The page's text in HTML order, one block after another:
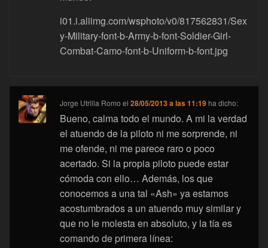
i01.i.aliimg.com/wsphoto/v0/817562831/Sex
y-Military-font-b-Army-b-font-Soldier-Girl-
Combat-Camo-font-b-Uniform-b-font.jpg
Jorge Utrilla Romo el28/05/2013 a las 11:19 ha dicho:
Bueno, calma todo el mundo. A mi la verdad
el atuendo de la piloto ni me sorprende, ni
me ofende, ni me parece raro o poco
acertado. Si la propia piloto puede estar
cómoda con ello… Además, los que
conocemos a una tal «Ash» ya estamos
acostumbrados a un atuendo muy similar y
que no le molesta en absoluto, y la tía es
comando de primera línea: